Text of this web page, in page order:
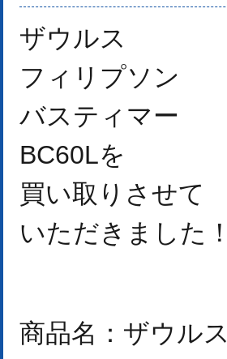
ザウルス
フィリプソン
バスティマー
BC60Lを
買い取りさせて
いただきました！
商品名： ザウルス